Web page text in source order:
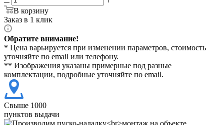
В корзину
Заказ в 1 клик
Обратите внимание!
* Цена варьируется при изменении параметров, стоимость
уточняйте по email или телефону.
** Изображения указаны примерные под разные
комплектации, подробные уточняйте по email.
Свыше 1000
пунктов выдачи